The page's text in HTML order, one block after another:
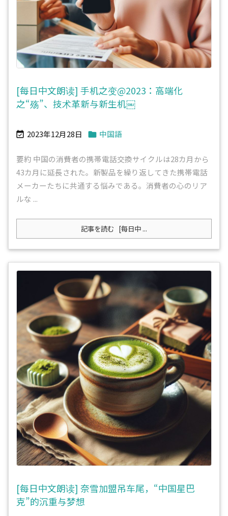
[每日中文朗读] 手机之变@2023：高端化
之“殇”、技术革新与新生机￼
 2023年12月28日  中国語
要約 中国の消費者の携帯電話交換サイクルは28カ月から
43カ月に延長された。新製品を繰り返してきた携帯電話
メーカーたちに共通する悩みである。消費者の心のリア
ルな ...
記事を読む [每日中 ...
[每日中文朗读] 奈雪加盟吊车尾，“中国星巴
克”的沉重与梦想